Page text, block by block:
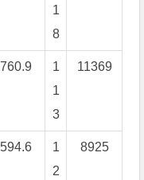
1
8
760.9
1
1
3
11369
594.6
1
2
8925